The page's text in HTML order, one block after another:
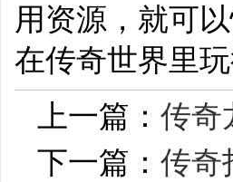
用资源，就可
在传奇世界里玩
上一篇： 传奇
下一篇： 传奇